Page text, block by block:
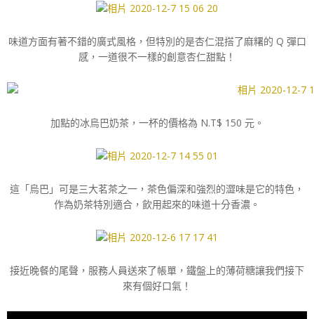
味道方面有著不錯的廣式風格，但特別的是杏仁混搭了麻糬的 Q 彈口
感，一道很不一樣的創意杏仁甜點！
加點的冰烏巴奶茶，一杯的價格為 N.T$ 150 元。
這「烏巴」可是三大茗茶之一，茶色偏深和強烈的澀味是它的特色，
作為奶茶特別適合，飲用起來的味道十分香濃。
接近晚餐的尾聲，服務人員送來了帳單，鐵盤上的薄荷糖讓我們接下
來有個好口氣！